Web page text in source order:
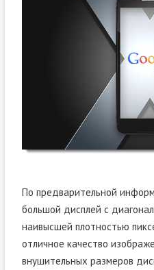
По предварительной
большой дисплей с
наивысшей плотностью
отличное качество
внушительных размеров